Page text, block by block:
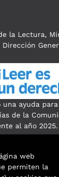
la Lectura,
ayuda
de la
al año 2025.
web
permiten la